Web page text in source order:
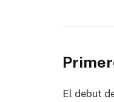
El debut